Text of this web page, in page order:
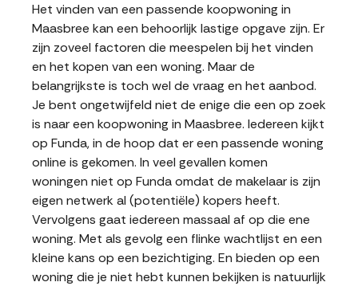
Het vinden van een passende koopwoning in
Maasbree kan een behoorlijk lastige opgave zijn. Er
zijn zoveel factoren die meespelen bij het vinden
en het kopen van een woning. Maar de
belangrijkste is toch wel de vraag en het aanbod.
Je bent ongetwijfeld niet de enige die een op zoek
is naar een koopwoning in Maasbree. Iedereen kijkt
op Funda, in de hoop dat er een passende woning
online is gekomen. In veel gevallen komen
woningen niet op Funda omdat de makelaar is zijn
eigen netwerk al (potentiële) kopers heeft.
Vervolgens gaat iedereen massaal af op die ene
woning. Met als gevolg een flinke wachtlijst en een
kleine kans op een bezichtiging. En bieden op een
woning die je niet hebt kunnen bekijken is natuurlijk